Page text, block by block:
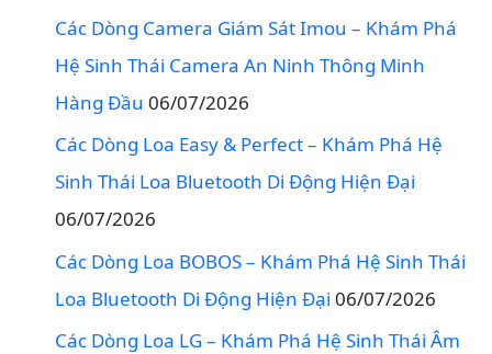
Các Dòng Camera Giám Sát Imou – Khám Phá
Hệ Sinh Thái Camera An Ninh Thông Minh
Hàng Đầu 06/07/2026
Các Dòng Loa Easy & Perfect – Khám Phá Hệ
Sinh Thái Loa Bluetooth Di Động Hiện Đại
06/07/2026
Các Dòng Loa BOBOS – Khám Phá Hệ Sinh Thái
Loa Bluetooth Di Động Hiện Đại 06/07/2026
Các Dòng Loa LG – Khám Phá Hệ Sinh Thái Âm